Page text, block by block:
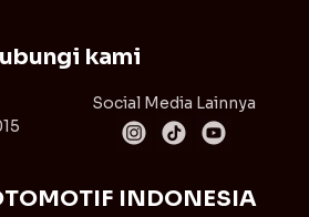
kami
Social Media Lainnya
INDONESIA